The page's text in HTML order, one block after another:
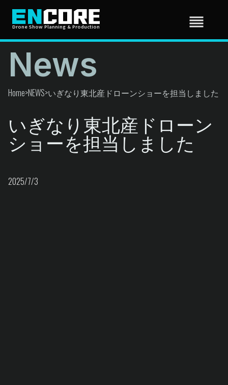
Drone Show Planning & Production reorder
NEWS
News
Home>NEWS>いぎなり東北産ドローンショーを担当しました
いぎなり東北産ドローン
ショーを担当しました
2025/7/3